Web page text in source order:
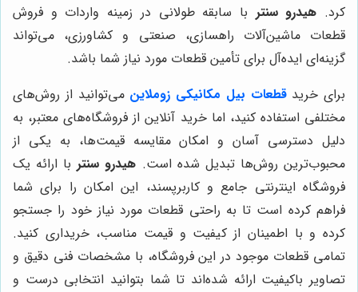
کرد. هیدرو سنتر با سابقه طولانی در زمینه واردات و فروش
قطعات ماشین‌آلات راهسازی، صنعتی و کشاورزی، می‌تواند
گزینه‌ای ایده‌آل برای تأمین قطعات مورد نیاز شما باشد.
برای خریدقطعات بیل مکانیکی زوملاین می‌توانید از روش‌های
مختلفی استفاده کنید، اما خرید آنلاین از فروشگاه‌های معتبر، به
دلیل دسترسی آسان و امکان مقایسه قیمت‌ها، به یکی از
محبوب‌ترین روش‌ها تبدیل شده است. هیدرو سنتربا ارائه یک
فروشگاه اینترنتی جامع و کاربرپسند، این امکان را برای شما
فراهم کرده است تا به راحتی قطعات مورد نیاز خود را جستجو
کرده و با اطمینان از کیفیت و قیمت مناسب، خریداری کنید.
تمامی قطعات موجود در این فروشگاه، با مشخصات فنی دقیق و
تصاویر باکیفیت ارائه شده‌اند تا شما بتوانید انتخابی درست و